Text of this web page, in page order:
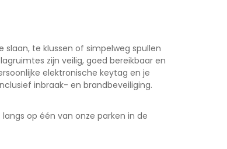
te klussen of simpelweg spullen
zijn veilig, goed bereikbaar en
elektronische keytag en je
inbraak- en brandbeveiliging.
op één van onze parken in de